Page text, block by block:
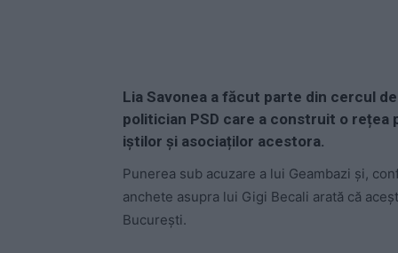
Lia Savonea a făcut parte din cercul
politician PSD care a construit o
iștilor și asociaților acestora.
Punerea sub acuzare a lui Geambazi și,
anchete asupra lui Gigi Becali arată că
București.